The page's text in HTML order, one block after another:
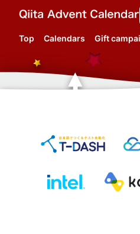
Top Calendars Gift